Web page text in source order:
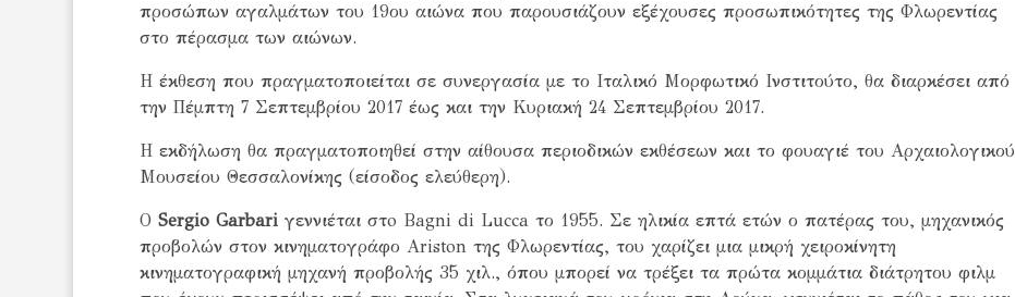
προσώπων αγαλμάτων του 19ου αιώνα που παρουσιάζουν εξέχουσες προσωπικότητες της Φλωρεντίας
στο πέρασμα των αιώνων.
Η έκθεση που πραγματοποιείται σε συνεργασία με το Ιταλικό Μορφωτικό Ινστιτούτο, θα διαρκέσει από
την Πέμπτη 7 Σεπτεμβρίου 2017 έως και την Κυριακή 24 Σεπτεμβρίου 2017.
Η εκδήλωση θα πραγματοποιηθεί στην αίθουσα περιοδικών εκθέσεων και το φουαγιέ του Αρχαιολογικού
Μουσείου Θεσσαλονίκης (είσοδος ελεύθερη).
Ο Sergio Garbariγεννιέται στo Bagni di Lucca το 1955. Σε ηλικία επτά ετών ο πατέρας του, μηχανικός
προβολών στον κινηματογράφο Ariston της Φλωρεντίας, του χαρίζει μια μικρή χειροκίνητη
κινηματογραφική μηχανή προβολής 35 χιλ., όπου μπορεί να τρέξει τα πρώτα κομμάτια διάτρητου φιλμ